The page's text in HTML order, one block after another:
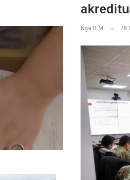
Nga B.M